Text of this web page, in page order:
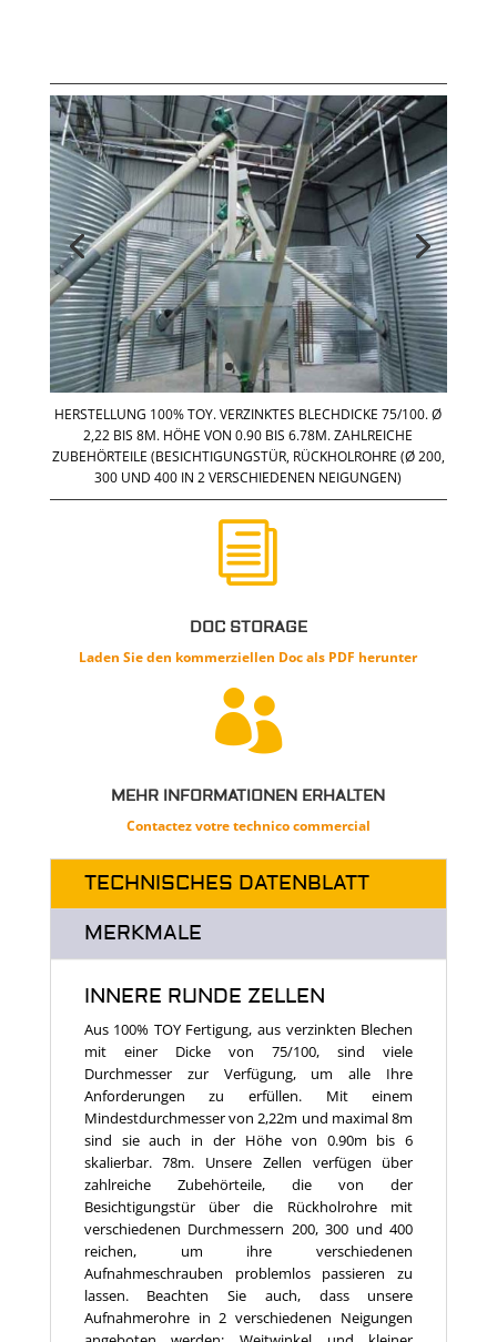
HERSTELLUNG 100% TOY. VERZINKTES BLECHDICKE 75/100. Ø
2,22 BIS 8M. HÖHE VON 0.90 BIS 6.78M. ZAHLREICHE
ZUBEHÖRTEILE (BESICHTIGUNGSTÜR, RÜCKHOLROHRE (Ø 200,
300 UND 400 IN 2 VERSCHIEDENEN NEIGUNGEN)
i
DOC STORAGE
Laden Sie den kommerziellen Doc als PDF herunter

MEHR INFORMATIONEN ERHALTEN
Contactez votre technico commercial
TECHNISCHES DATENBLATT
MERKMALE
INNERE RUNDE ZELLEN
Aus 100% TOY Fertigung, aus verzinkten Blechen
mit einer Dicke von 75/100, sind viele
Durchmesser zur Verfügung, um alle Ihre
Anforderungen zu erfüllen. Mit einem
Mindestdurchmesser von 2,22m und maximal 8m
sind sie auch in der Höhe von 0.90m bis 6
skalierbar. 78m. Unsere Zellen verfügen über
zahlreiche Zubehörteile, die von der
Besichtigungstür über die Rückholrohre mit
verschiedenen Durchmessern 200, 300 und 400
reichen, um ihre verschiedenen
Aufnahmeschrauben problemlos passieren zu
lassen. Beachten Sie auch, dass unsere
Aufnahmerohre in 2 verschiedenen Neigungen